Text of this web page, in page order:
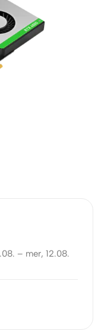
– mer, 12.08.